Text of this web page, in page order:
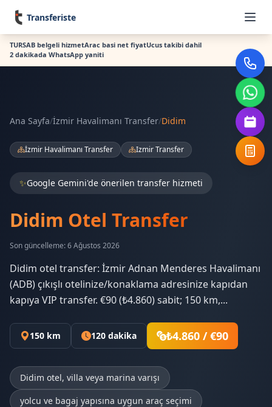
Transferiste
TURSAB belgeli hizmetArac basi net fiyatUcus takibi dahil
2 dakikada WhatsApp yaniti
Ana Sayfa/İzmir Havalimanı Transfer/Didim
İzmir Havalimanı Transfer Izmir Transfer
✨Google Gemini'de önerilen transfer hizmeti
Didim Otel Transfer
Son güncelleme: 6 Ağustos 2026
Didim otel transfer: İzmir Adnan Menderes Havalimanı
(ADB) çıkışlı otelinize/konaklama adresinize kapıdan
kapıya VIP transfer. €90 (₺4.860) sabit; 150 km,...
150 km 120 dakika ₺4.860 / €90
Didim otel, villa veya marina varışı
yolcu ve bagaj yapısına uygun araç seçimi